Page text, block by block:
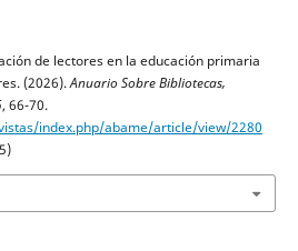
de lectores en la educación primaria
(2026).Anuario Sobre Bibliotecas,
, 66-70.
index.php/abame/article/view/2280